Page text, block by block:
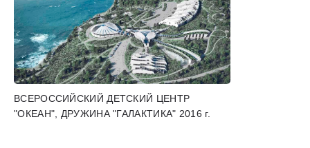
ВСЕРОССИЙСКИЙ ДЕТСКИЙ ЦЕНТР
"ОКЕАН", ДРУЖИНА "ГАЛАКТИКА" 2016 г.